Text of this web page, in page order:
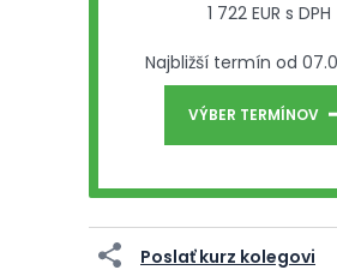
1 722 EUR s DPH
Najbližší termín od
VÝBER TERMÍNOV
Poslať kurz kolegovi